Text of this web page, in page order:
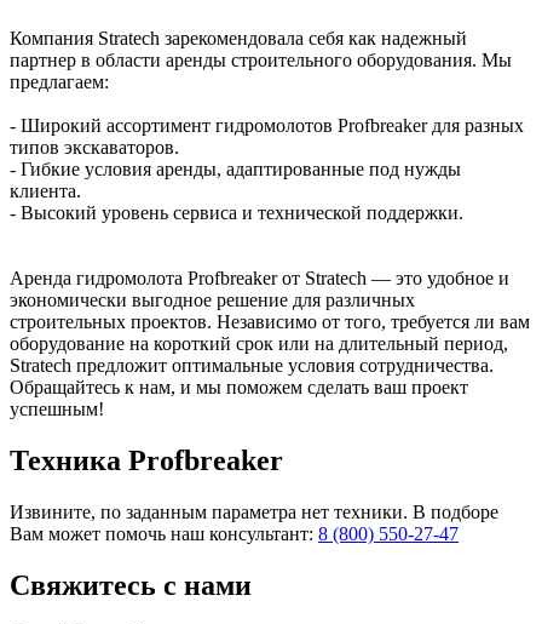
Компания Stratech зарекомендовала себя как надежный
партнер в области аренды строительного оборудования. Мы
предлагаем:
- Широкий ассортимент гидромолотов Profbreaker для разных
типов экскаваторов.
- Гибкие условия аренды, адаптированные под нужды
клиента.
- Высокий уровень сервиса и технической поддержки.
Аренда гидромолота Profbreaker от Stratech — это удобное и
экономически выгодное решение для различных
строительных проектов. Независимо от того, требуется ли вам
оборудование на короткий срок или на длительный период,
Stratech предложит оптимальные условия сотрудничества.
Обращайтесь к нам, и мы поможем сделать ваш проект
успешным!
Техника Profbreaker
Извините, по заданным параметра нет техники. В подборе
Вам может помочь наш консультант: 8 (800) 550-27-47
Свяжитесь с нами